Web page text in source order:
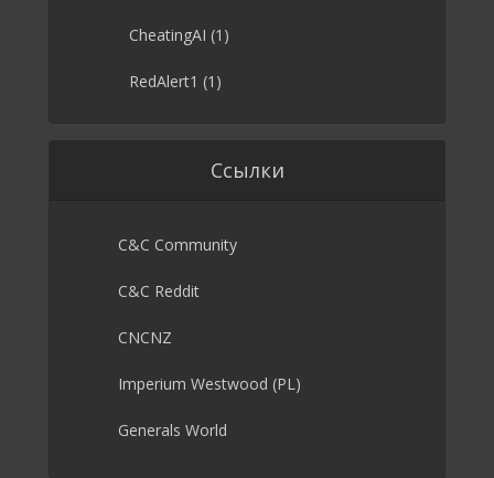
CheatingAI (1)
RedAlert1 (1)
Ссылки
C&C Community
C&C Reddit
CNCNZ
Imperium Westwood (PL)
Generals World